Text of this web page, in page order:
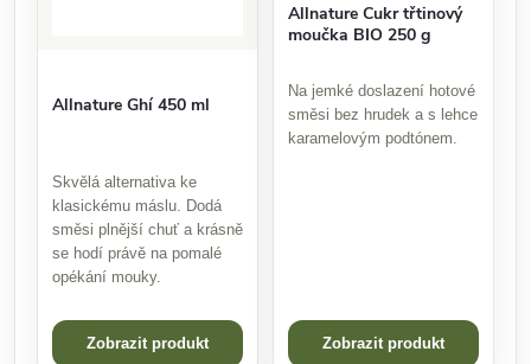
Allnature Ghí 450 ml
Skvělá alternativa ke
klasickému máslu. Dodá
směsi plnější chuť a krásně
se hodí právě na pomalé
opékání mouky.
Zobrazit produkt
Allnature Cukr třtinový
moučka BIO 250 g
Na jemké doslazení hotové
směsi bez hrudek a s lehce
karamelovým podtónem.
Zobrazit produkt